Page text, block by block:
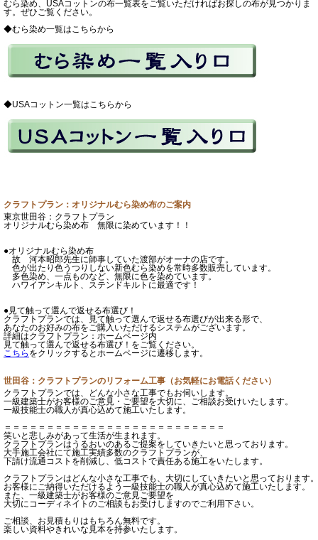
むら染め、USAコットンの布一覧表をご覧いただければお探しの布が見つかりま
す。ぜひご覧ください。
◆むら染め一覧はこちらから
◆USAコットン一覧はこちらから
クラフトプラン：オリジナルむら染め布のご案内
東京世田谷：クラフトプラン
オリジナルむら染め布 無限に染めています！！
●オリジナルむら染め布
故 河本昭郎先生に師事していた渡部がオーナの店です。
色が出たり色うつりしない新色むら染めを常時多数販売しています。
多色染め、一点ものなど、無限に色を染めています。
ハワイアンキルト、ステンドキルトに最適です！
●見て触って選んで返せる布選び！
クラフトプランでは、見て触って選んで返せる布選びが出来る形で、
あなたのお好みの布をご購入いただけるシステムがございます。
詳細はクラフトプラン：ホームページ内
見て触って選んで返せる布選び！をご覧ください。
こちら をクリックするとホームページに遷移します。
世田谷：クラフトプランのリフォーム工事（お気軽にお電話ください）
クラフトプランでは、どんな小さな工事でもお伺いします。
一級建築士がお客様のご意見・ご要望を大切に、ご相談お受けいたします。
一級技能士の職人が真心込めて施工いたします。
＝＝＝＝＝＝＝＝＝＝＝＝＝＝＝＝＝＝＝＝＝＝＝＝＝＝
笑いと悲しみがあって生活が生まれます。
クラフトプランはうるおいのあるご提案をしていきたいと思っております。
大手施工会社にて施工実績多数のクラフトプランが、
下請け流通コストを削減し、低コストで責任ある施工をいたします。
クラフトプランはどんな小さな工事でも、大切にしていきたいと思っております。
お客様にご納得いただけるよう一級技能士の職人が真心込めて施工いたします。
また、一級建築士がお客様のご意見ご要望を
大切にコーディネイトのご相談もお受けしますのでご利用下さい。
ご相談、お見積もりはもちろん無料です。
楽しい資料やきれいな見本を持参いたします。